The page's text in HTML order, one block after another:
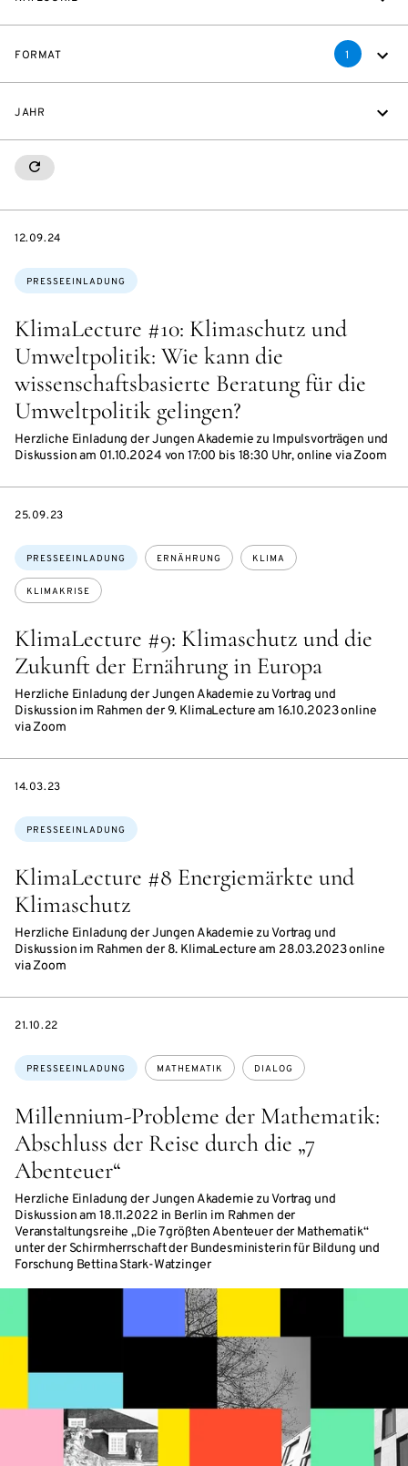
FORMAT 1
JAHR
RESETALL
KlimaLecture #10: Klimaschutz und
Umweltpolitik: Wie kann die
wissenschaftsbasierte Beratung für die
Umweltpolitik gelingen?
Herzliche Einladung der Jungen Akademie zu Impulsvorträgen und
Diskussion am 01.10.2024 von 17:00 bis 18:30 Uhr, online via Zoom
Themen:
PRESSEEINLADUNG
DATE
12.09.24
KlimaLecture #9: Klimaschutz und die
Zukunft der Ernährung in Europa
Herzliche Einladung der Jungen Akademie zu Vortrag und
Diskussion im Rahmen der 9. KlimaLecture am 16.10.2023 online
via Zoom
Themen:
PRESSEEINLADUNG ERNÄHRUNG KLIMA
KLIMAKRISE
DATE
25.09.23
KlimaLecture #8 Energiemärkte und
Klimaschutz
Herzliche Einladung der Jungen Akademie zu Vortrag und
Diskussion im Rahmen der 8. KlimaLecture am 28.03.2023 online
via Zoom
Themen:
PRESSEEINLADUNG
DATE
14.03.23
Millennium-Probleme der Mathematik:
Abschluss der Reise durch die „7
Abenteuer“
Herzliche Einladung der Jungen Akademie zu Vortrag und
Diskussion am 18.11.2022 in Berlin im Rahmen der
Veranstaltungsreihe „Die 7 größten Abenteuer der Mathematik“
unter der Schirmherrschaft der Bundesministerin für Bildung und
Forschung Bettina Stark-Watzinger
Themen:
PRESSEEINLADUNG MATHEMATIK DIALOG
DATE
21.10.22